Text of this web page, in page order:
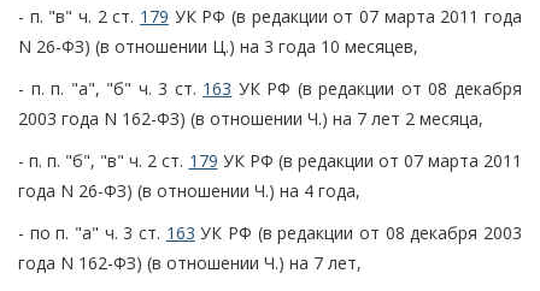
- п. "в" ч. 2 ст. 179 УК РФ (в редакции от 07 марта 2011 года
N 26-ФЗ) (в отношении Ц.) на 3 года 10 месяцев,
- п. п. "а", "б" ч. 3 ст. 163 УК РФ (в редакции от 08 декабря
2003 года N 162-ФЗ) (в отношении Ч.) на 7 лет 2 месяца,
- п. п. "б", "в" ч. 2 ст. 179 УК РФ (в редакции от 07 марта 2011
года N 26-ФЗ) (в отношении Ч.) на 4 года,
- по п. "а" ч. 3 ст. 163 УК РФ (в редакции от 08 декабря 2003
года N 162-ФЗ) (в отношении Ч.) на 7 лет,